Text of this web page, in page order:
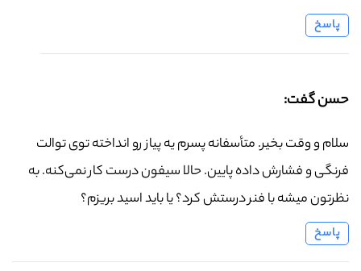
پاسخ
حسن گفت:
سلام و وقت بخیر. متأسفانه پسرم یه پیاز رو انداخته توی توالت
فرنگی و فشارش داده پایین. حالا سیفون درست کار نمی‌کنه. به
نظرتون میشه با فنر درستش کرد؟ یا باید اسید بریزم؟
پاسخ